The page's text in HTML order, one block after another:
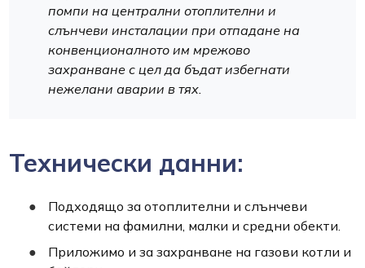
помпи на централни отоплителни и
слънчеви инсталации при отпадане на
конвенционалното им мрежово
захранване с цел да бъдат избегнати
нежелани аварии в тях.
Технически данни:
Подходящo за отоплителни и слънчеви
системи на фамилни, малки и средни обекти.
Приложимо и за захранване на газови котли и